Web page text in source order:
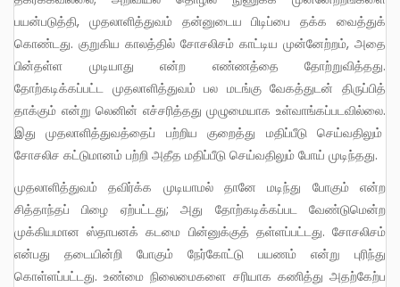
பயன்படுத்தி, முதலாளித்துவம் தன்னுடைய பிடிப்பை தக்க வைத்துக்
கொண்டது. குறுகிய காலத்தில் சோசலிசம் காட்டிய முன்னேற்றம், அதை
பின்தள்ள முடியாது என்ற எண்ணத்தை தோற்றுவித்தது.
தோற்கடிக்கப்பட்ட முதலாளித்துவம் பல மடங்கு வேகத்துடன் திருப்பித்
தாக்கும் என்று லெனின் எச்சரித்தது முழுமையாக உள்வாங்கப்படவில்லை.
இது முதலாளித்துவத்தைப் பற்றிய குறைத்து மதிப்பீடு செய்வதிலும்
சோசலிச கட்டுமானம் பற்றி அதீத மதிப்பீடு செய்வதிலும் போய் முடிந்தது.
முதலாளித்துவம் தவிர்க்க முடியாமல் தானே மடிந்து போகும் என்ற
சித்தாந்தப் பிழை ஏற்பட்டது; அது தோற்கடிக்கப்பட வேண்டுமென்ற
முக்கியமான ஸ்தாபனக் கடமை பின்னுக்குத் தள்ளப்பட்டது. சோசலிசம்
என்பது தடையின்றி போகும் நேர்கோட்டு பயணம் என்று புரிந்து
கொள்ளப்பட்டது. உண்மை நிலைமைகளை சரியாக கணித்து அதற்கேற்ப